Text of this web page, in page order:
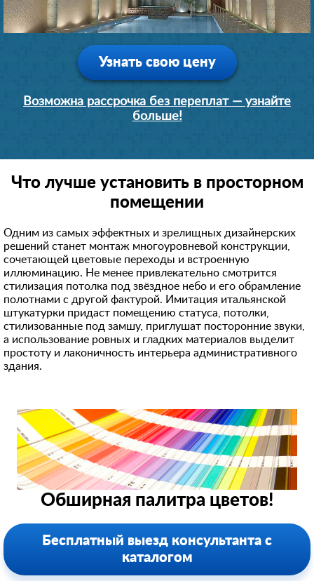
Узнать свою цену
Возможна рассрочка без переплат — узнайте
больше!
Что лучше установить в просторном
помещении
Одним из самых эффектных и зрелищных дизайнерских
решений станет монтаж многоуровневой конструкции,
сочетающей цветовые переходы и встроенную
иллюминацию. Не менее привлекательно смотрится
стилизация потолка под звёздное небо и его обрамление
полотнами с другой фактурой. Имитация итальянской
штукатурки придаст помещению статуса, потолки,
стилизованные под замшу, приглушат посторонние звуки,
а использование ровных и гладких материалов выделит
простоту и лаконичность интерьера административного
здания.
Обширная палитра цветов!
Бесплатный выезд консультанта с
каталогом